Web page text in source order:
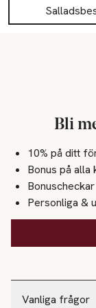
Vanliga frågor
Bli
10% på ditt
Bonus på alla
Bonuscheckar
Personliga &